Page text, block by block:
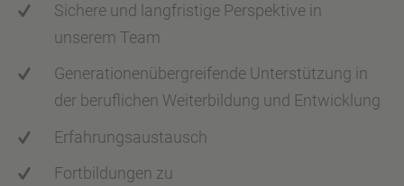
Sichere und langfristige Perspektive in
unserem Team
Generationenübergreifende Unterstützung in
der beruflichen Weiterbildung und Entwicklung
Erfahrungsaustausch
Fortbildungen zu